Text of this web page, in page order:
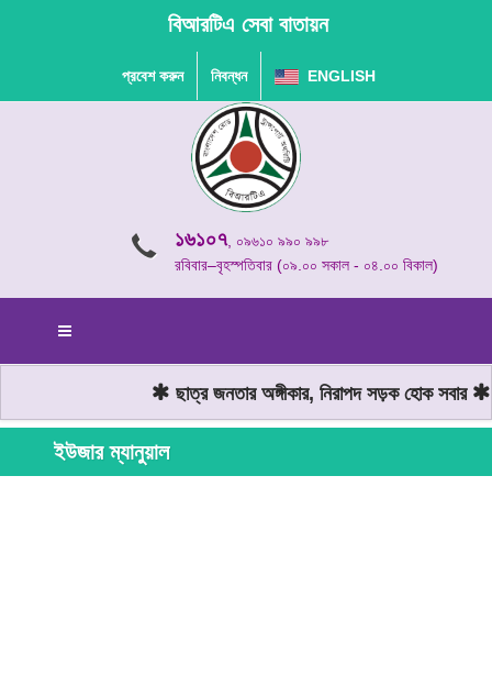
বিআরটিএ সেবা বাতায়ন
প্রবেশ করুন নিবন্ধন ENGLISH
১৬১০৭, ০৯৬১০ ৯৯০ ৯৯৮
রবিবার–বৃহস্পতিবার (০৯.০০ সকাল - ০৪.০০ বিকাল)
ছাত্র জনতার অঙ্গীকার, নিরাপদ সড়ক হোক সবার
ইউজার ম্যানুয়াল